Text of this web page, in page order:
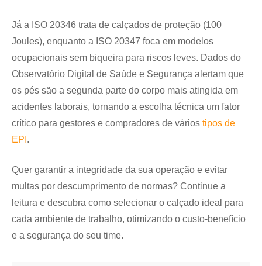
Já a ISO 20346 trata de calçados de proteção (100
Joules), enquanto a ISO 20347 foca em modelos
ocupacionais sem biqueira para riscos leves. Dados do
Observatório Digital de Saúde e Segurança alertam que
os pés são a segunda parte do corpo mais atingida em
acidentes laborais, tornando a escolha técnica um fator
crítico para gestores e compradores de vários tipos de
EPI .
Quer garantir a integridade da sua operação e evitar
multas por descumprimento de normas? Continue a
leitura e descubra como selecionar o calçado ideal para
cada ambiente de trabalho, otimizando o custo-benefício
e a segurança do seu time.